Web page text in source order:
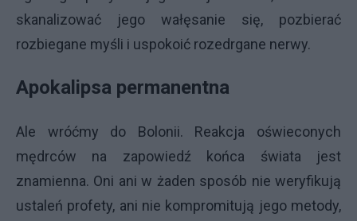
skanalizować jego wałęsanie się, pozbierać
rozbiegane myśli i uspokoić rozedrgane nerwy.
Apokalipsa permanentna
Ale wróćmy do Bolonii. Reakcja oświeconych
mędrców na zapowiedź końca świata jest
znamienna. Oni ani w żaden sposób nie weryfikują
ustaleń profety, ani nie kompromitują jego metody,